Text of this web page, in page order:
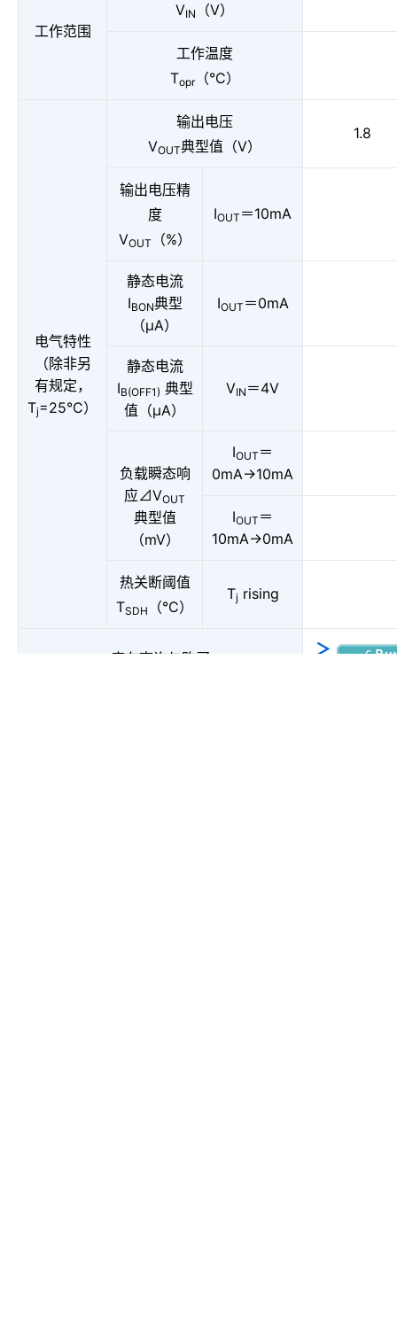
工作范围
VIN （V）
工作温度
Topr（°C）
电气特性
（除非另
有规定，
Tj=25°C）
输出电压
VOUT典型值（V）
1.8
输出电压精
度
VOUT （%）
IOUT ＝10mA
静态电流
IBON典型
（μA）
IOUT ＝0mA
静态电流
IB(OFF1) 典型
值（μA）
VIN ＝4V
负载瞬态响
应⊿VOUT
典型值
（mV）
IOUT ＝
0mA→10mA
IOUT ＝
10mA→0mA
热关断阈值
TSDH （°C）
Tj rising
库存查询与购买